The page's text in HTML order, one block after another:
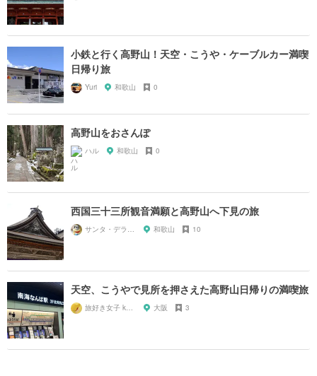
小鉄と行く高野山！天空・こうや・ケーブルカー満喫
日帰り旅
Yuri 和歌山 0
高野山をおさんぽ
ハル 和歌山 0
西国三十三所観音満願と高野山へ下見の旅
サンタ・デラックス 和歌山 10
天空、こうやで見所を押さえた高野山日帰りの満喫旅
旅好き女子 kazy 大阪 3